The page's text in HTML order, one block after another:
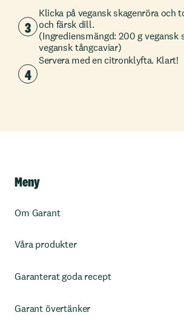
3
Klicka på vegansk skagenröra och
och färsk dill.
(Ingrediensmängd: 200 g vegansk
vegansk tångcaviar)
4
Servera med en citronklyfta. Klart!
Meny
Om Garant
Våra produkter
Garanterat goda recept
Garant övertänker